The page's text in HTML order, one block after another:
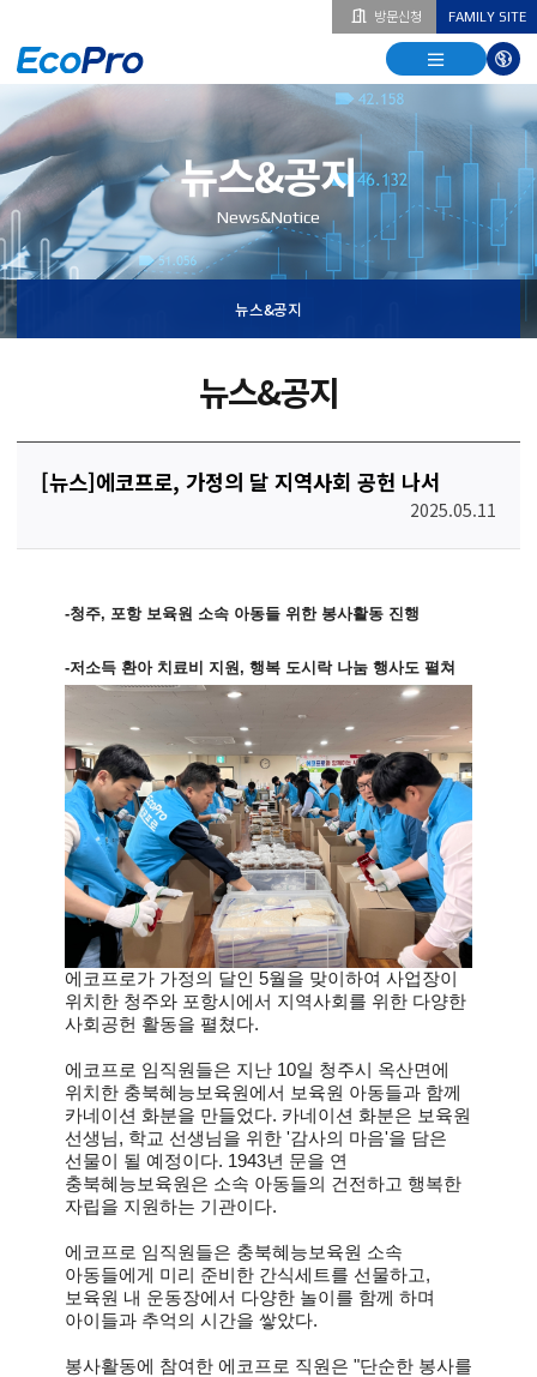
방문신청 FAMILY SITE
열기
열기
다국어
열기
뉴스&공지
News&Notice
뉴스&공지
뉴스&공지
[뉴스]에코프로, 가정의 달 지역사회 공헌 나서
2025.05.11
-청주, 포항 보육원 소속 아동들 위한 봉사활동 진행
-저소득 환아 치료비 지원, 행복 도시락 나눔 행사도 펼쳐
에코프로가 가정의 달인 5월을 맞이하여 사업장이
위치한 청주와 포항시에서 지역사회를 위한 다양한
사회공헌 활동을 펼쳤다.
에코프로 임직원들은 지난 10일 청주시 옥산면에
위치한 충북혜능보육원에서 보육원 아동들과 함께
카네이션 화분을 만들었다. 카네이션 화분은 보육원
선생님, 학교 선생님을 위한 '감사의 마음'을 담은
선물이 될 예정이다. 1943년 문을 연
충북혜능보육원은 소속 아동들의 건전하고 행복한
자립을 지원하는 기관이다.
에코프로 임직원들은 충북혜능보육원 소속
아동들에게 미리 준비한 간식세트를 선물하고,
보육원 내 운동장에서 다양한 놀이를 함께 하며
아이들과 추억의 시간을 쌓았다.
봉사활동에 참여한 에코프로 직원은 "단순한 봉사를